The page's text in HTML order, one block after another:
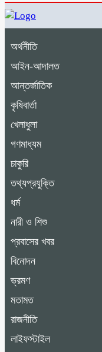
অর্থনীতি
আইন-আদালত
আন্তর্জাতিক
কৃষিবার্তা
খেলাধুলা
গণমাধ্যম
চাকুরি
তথ্যপ্রযুক্তি
ধর্ম
নারী ও শিশু
প্রবাসের খবর
বিনোদন
ভ্রমণ
মতামত
রাজনীতি
লাইফস্টাইল